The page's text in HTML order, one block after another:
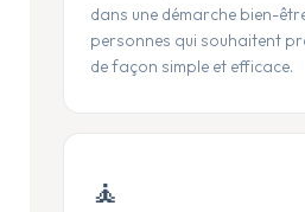
dans une démarche bien-
personnes qui souhaitent
de façon simple et efficace.
🧘